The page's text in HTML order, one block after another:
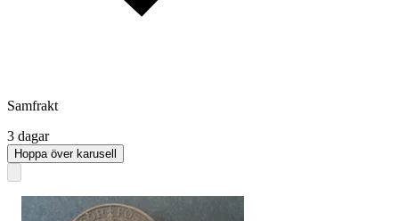
Samfrakt
3 dagar
Hoppa över karusell